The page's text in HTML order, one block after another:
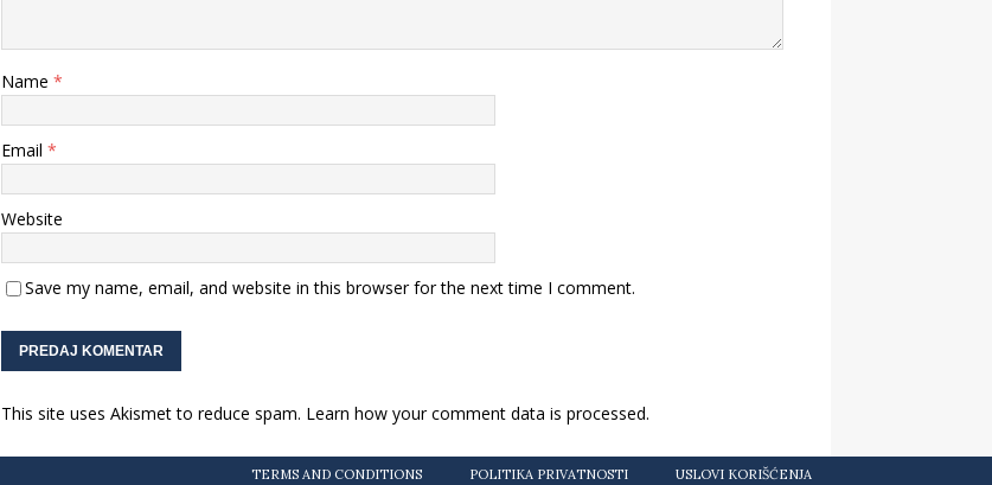
Name *
Email *
Website
Save my name, email, and website in this browser for the next time I comment.
This site uses Akismet to reduce spam. Learn how your comment data is processed.
TERMS AND CONDITIONS POLITIKA PRIVATNOSTI USLOVI KORIŠĆENJA